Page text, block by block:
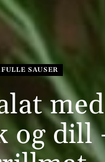
SAUSER
med
og dill